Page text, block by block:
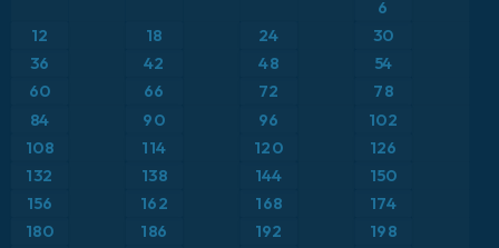
ICON Alemania 2 km
Caribe
Escandinavia
Estados Unidos
Anomalía de temperatura a 850 hPa
Precipitación, nubes y presión
Presión
6
12 18 24
30
36
42 48
54
60
66 72 78
84 90 96 102
108 114 120
126
132
138 144 150
156 162 168 174
180 186 192
198